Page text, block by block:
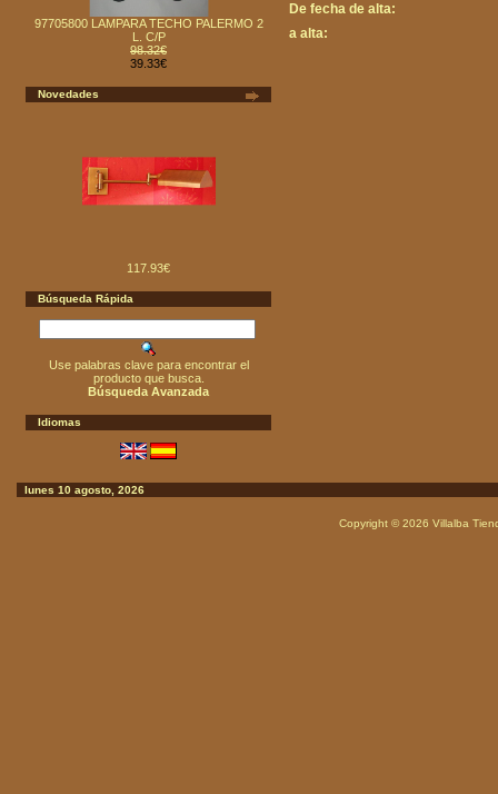
97705800 LAMPARA TECHO PALERMO 2
L. C/P
98.32€
39.33€
Novedades
117.93€
Búsqueda Rápida
Use palabras clave para encontrar el
producto que busca.
Búsqueda Avanzada
Idiomas
De fecha de alta:
a alta:
lunes 10 agosto, 2026
Copyright © 2026 Villalba